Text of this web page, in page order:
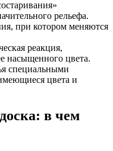
рельефа.
при котором меняются
реакция,
насыщенного цвета.
специальными
цвета и
в чем